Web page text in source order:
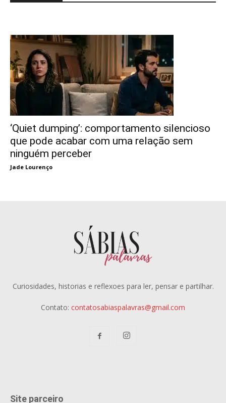
‘Quiet dumping’: comportamento silencioso
que pode acabar com uma relação sem
ninguém perceber
Jade Lourenço
Curiosidades, historias e reflexoes para ler, pensar e partilhar.
Contato: contatosabiaspalavras@gmail.com
Site parceiro